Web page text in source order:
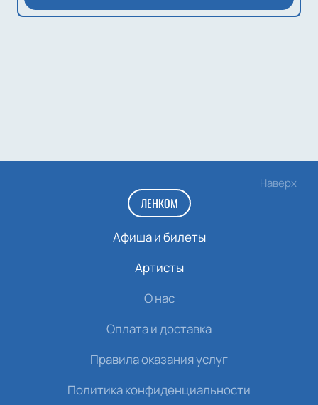
Наверх
ЛЕНКОМ
Афиша и билеты
Артисты
О нас
Оплата и доставка
Правила оказания услуг
Политика конфиденциальности